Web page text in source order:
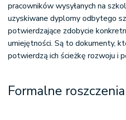
pracowników wysyłanych na
uzyskiwane dyplomy odbytego
potwierdzające zdobycie
umiejętności. Są to dokumenty,
potwierdzą ich ścieżkę rozwoju i
Formalne